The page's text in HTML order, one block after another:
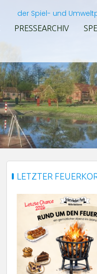
der Spiel- und
PRESSEARCHIV
LETZTER